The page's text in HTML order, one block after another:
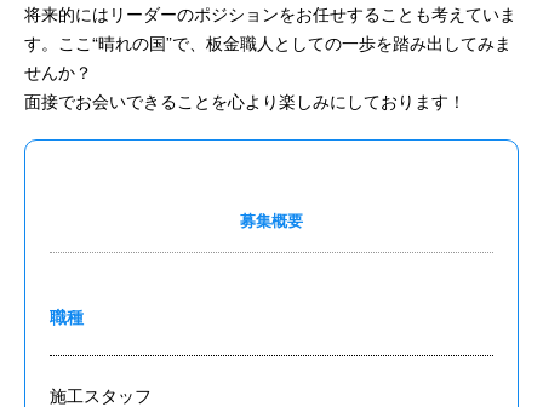
将来的にはリーダーのポジションをお任せすることも考えていま
す。ここ“晴れの国”で、板金職人としての一歩を踏み出してみま
せんか？
面接でお会いできることを心より楽しみにしております！
募集概要
職種
施工スタッフ